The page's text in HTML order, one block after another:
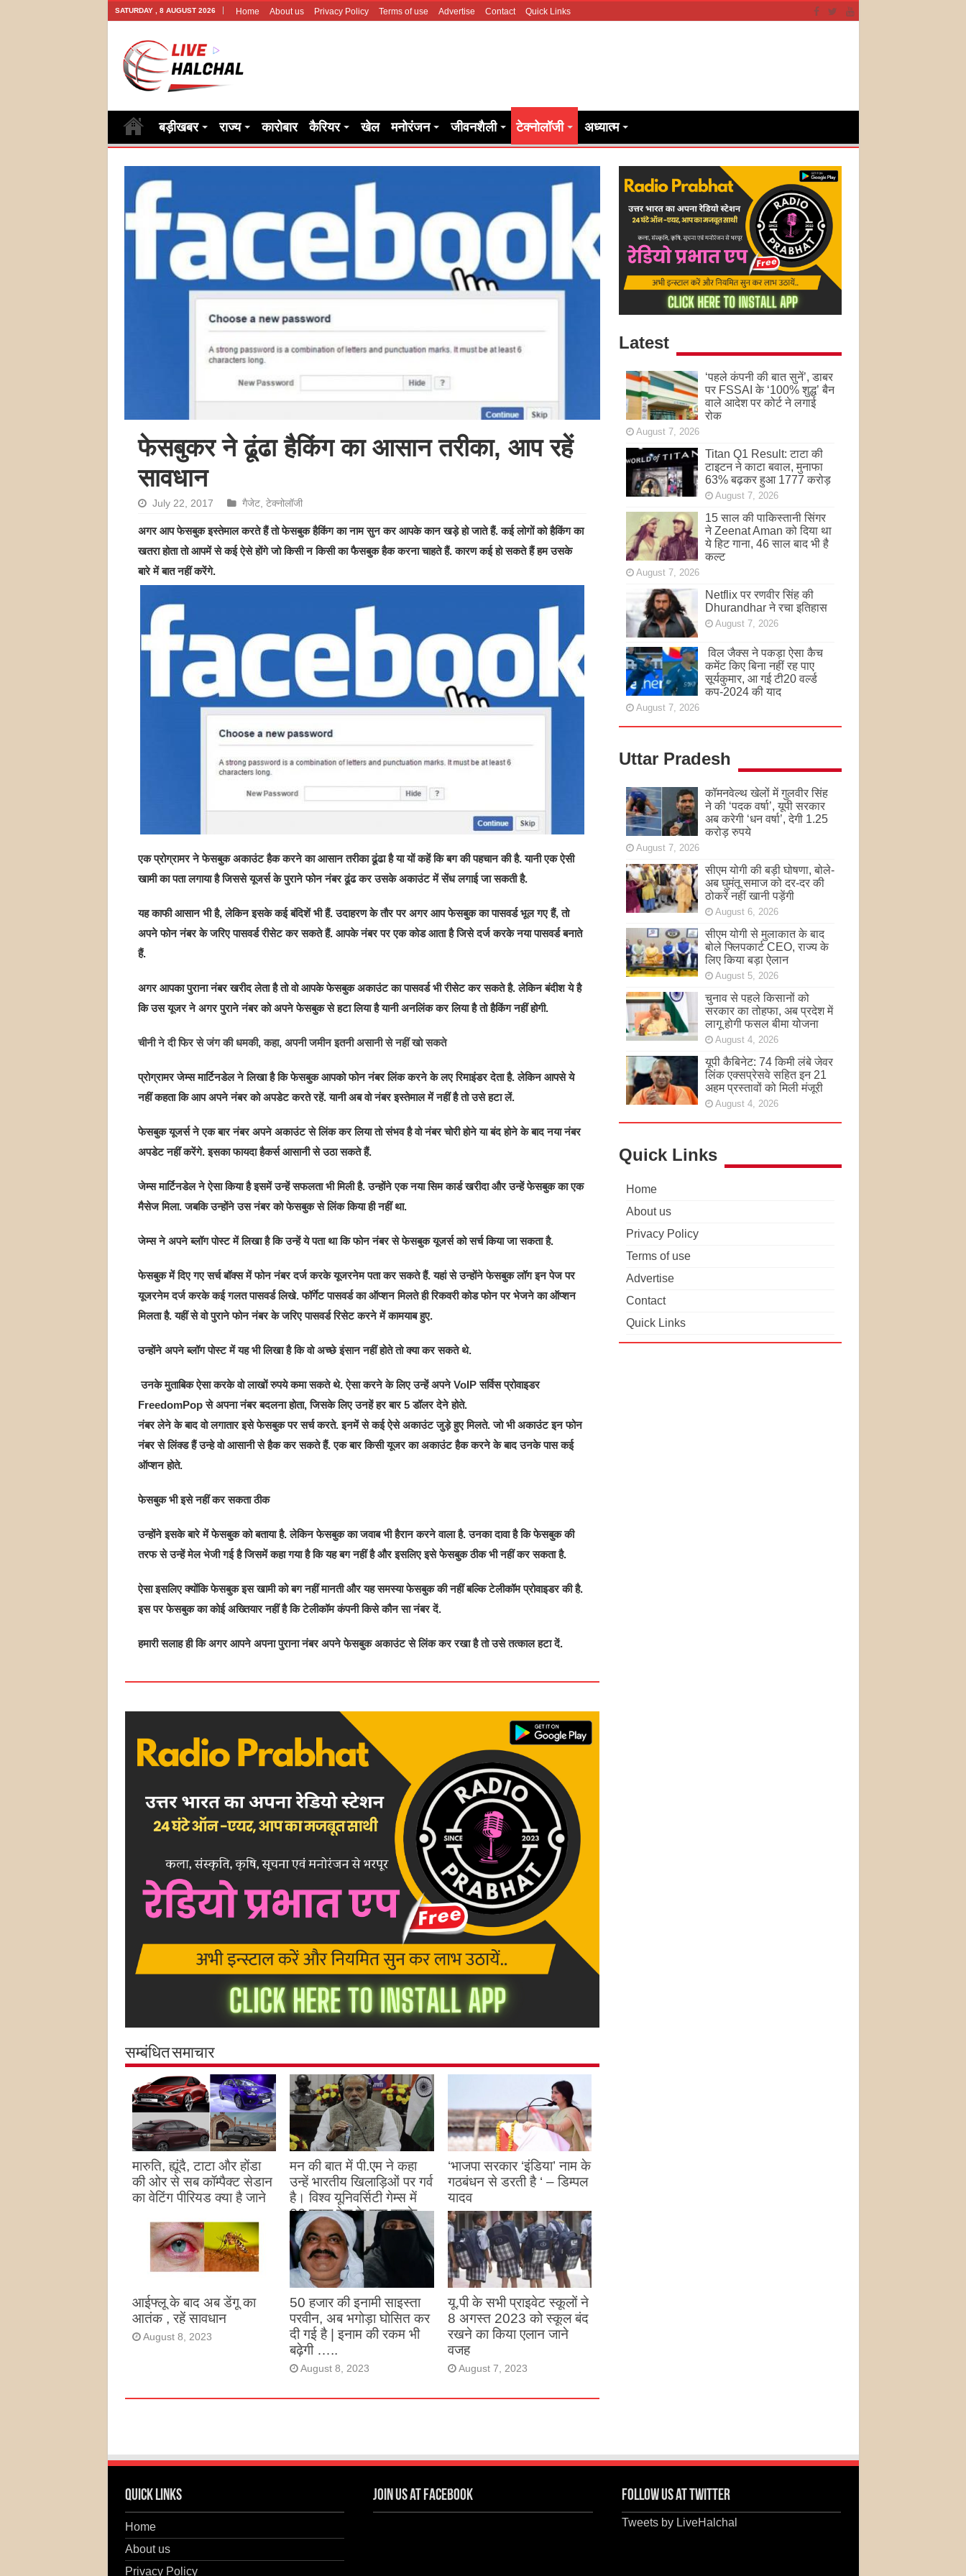
SATURDAY , 8 AUGUST 2026 Home About us Privacy Policy Terms of use Advertise Contact Quick Links
बड़ीखबर राज्य कारोबार कैरियर खेल मनोरंजन जीवनशैली टेक्नोलॉजी अध्यात्म
फेसबुकर ने ढूंढा हैकिंग का आसान तरीका, आप रहें
सावधान
July 22, 2017 गैजेट, टेक्नोलॉजी
अगर आप फेसबुक इस्तेमाल करते हैं तो फेसबुक हैकिंग का नाम सुन कर आपके कान खड़े हो जाते हैं. कई लोगों को हैकिंग का
खतरा होता तो आपमें से कई ऐसे होंगे जो किसी न किसी का फैसबुक हैक करना चाहते हैं. कारण कई हो सकते हैं हम उसके
बारे में बात नहीं करेंगे.
एक प्रोग्रामर ने फेसबुक अकाउंट हैक करने का आसान तरीका ढूंढा है या यों कहें कि बग की पहचान की है. यानी एक ऐसी
खामी का पता लगाया है जिससे यूजर्स के पुराने फोन नंबर ढूंढ कर उसके अकाउंट में सेंध लगाई जा सकती है.
यह काफी आसान भी है, लेकिन इसके कई बंदिशें भी हैं. उदाहरण के तौर पर अगर आप फेसबुक का पासवर्ड भूल गए हैं, तो
अपने फोन नंबर के जरिए पासवर्ड रीसेट कर सकते हैं. आपके नंबर पर एक कोड आता है जिसे दर्ज करके नया पासवर्ड बनाते
हैं.
अगर आपका पुराना नंबर खरीद लेता है तो वो आपके फेसबुक अकाउंट का पासवर्ड भी रीसेट कर सकते है. लेकिन बंदीश ये है
कि उस यूजर ने अगर पुराने नंबर को अपने फेसबुक से हटा लिया है यानी अनलिंक कर लिया है तो हैकिंग नहीं होगी.
चीनी ने दी फिर से जंग की धमकी, कहा, अपनी जमीन इतनी असानी से नहीं खो सकते
प्रोग्रामर जेम्स मार्टिनडेल ने लिखा है कि फेसबुक आपको फोन नंबर लिंक करने के लए रिमाइंडर देता है. लेकिन आपसे ये
नहीं कहता कि आप अपने नंबर को अपडेट करते रहें. यानी अब वो नंबर इस्तेमाल में नहीं है तो उसे हटा लें.
फेसबुक यूजर्स ने एक बार नंबर अपने अकाउंट से लिंक कर लिया तो संभव है वो नंबर चोरी होने या बंद होने के बाद नया नंबर
अपडेट नहीं करेंगे. इसका फायदा हैकर्स आसानी से उठा सकते हैं.
जेम्स मार्टिनडेल ने ऐसा किया है इसमें उन्हें सफलता भी मिली है. उन्होंने एक नया सिम कार्ड खरीदा और उन्हें फेसबुक का एक
मैसेज मिला. जबकि उन्होंने उस नंबर को फेसबुक से लिंक किया ही नहीं था.
जेम्स ने अपने ब्लॉग पोस्ट में लिखा है कि उन्हें ये पता था कि फोन नंबर से फेसबुक यूजर्स को सर्च किया जा सकता है.
फेसबुक में दिए गए सर्च बॉक्स में फोन नंबर दर्ज करके यूजरनेम पता कर सकते हैं. यहां से उन्होंने फेसबुक लॉग इन पेज पर
यूजरनेम दर्ज करके कई गलत पासवर्ड लिखे. फॉर्गेट पासवर्ड का ऑप्शन मिलते ही रिकवरी कोड फोन पर भेजने का ऑप्शन
मिलता है. यहीं से वो पुराने फोन नंबर के जरिए पासवर्ड रिसेट करने में कामयाब हुए.
उन्होंने अपने ब्लॉग पोस्ट में यह भी लिखा है कि वो अच्छे इंसान नहीं होते तो क्या कर सकते थे.
उनके मुताबिक ऐसा करके वो लाखों रुपये कमा सकते थे. ऐसा करने के लिए उन्हें अपने VoIP सर्विस प्रोवाइडर
FreedomPop से अपना नंबर बदलना होता, जिसके लिए उनहें हर बार 5 डॉलर देने होते.
नंबर लेने के बाद वो लगातार इसे फेसबुक पर सर्च करते. इनमें से कई ऐसे अकाउंट जुड़े हुए मिलते. जो भी अकाउंट इन फोन
नंबर से लिंक्ड हैं उन्हे वो आसानी से हैक कर सकते हैं. एक बार किसी यूजर का अकाउंट हैक करने के बाद उनके पास कई
ऑप्शन होते.
फेसबुक भी इसे नहीं कर सकता ठीक
उन्होंने इसके बारे में फेसबुक को बताया है. लेकिन फेसबुक का जवाब भी हैरान करने वाला है. उनका दावा है कि फेसबुक की
तरफ से उन्हें मेल भेजी गई है जिसमें कहा गया है कि यह बग नहीं है और इसलिए इसे फेसबुक ठीक भी नहीं कर सकता है.
ऐसा इसलिए क्योंकि फेसबुक इस खामी को बग नहीं मानती और यह समस्या फेसबुक की नहीं बल्कि टेलीकॉम प्रोवाइडर की है.
इस पर फेसबुक का कोई अख्तियार नहीं है कि टेलीकॉम कंपनी किसे कौन सा नंबर दें.
हमारी सलाह ही कि अगर आपने अपना पुराना नंबर अपने फेसबुक अकाउंट से लिंक कर रखा है तो उसे तत्काल हटा दें.
सम्बंधित समाचार
मारुति, ह्यूंदै, टाटा और होंडा
की ओर से सब कॉम्पैक्ट सेडान
का वेटिंग पीरियड क्या है जाने
मन की बात में पी.एम ने कहा
उन्हें भारतीय खिलाड़िओं पर गर्व
है। विश्व यूनिवर्सिटी गेम्स में
26 पदक देश के नाम करके
उन्होंने देश का नाम रोशन किया
है
August 27, 2023
‘भाजपा सरकार ‘इंडिया’ नाम के
गठबंधन से डरती है ‘ – डिम्पल
यादव
August 26, 2023
आईफ्लू के बाद अब डेंगू का
आतंक , रहें सावधान
August 8, 2023
50 हजार की इनामी साइस्ता
परवीन, अब भगोड़ा घोसित कर
दी गई है | इनाम की रकम भी
बढ़ेगी …..
August 8, 2023
यू.पी के सभी प्राइवेट स्कूलों ने
8 अगस्त 2023 को स्कूल बंद
रखने का किया एलान जाने
वजह
August 7, 2023
Latest
‘पहले कंपनी की बात सुनें’, डाबर
पर FSSAI के ‘100% शुद्ध’ बैन
वाले आदेश पर कोर्ट ने लगाई
रोक
August 7, 2026
Titan Q1 Result: टाटा की
टाइटन ने काटा बवाल, मुनाफा
63% बढ़कर हुआ 1777 करोड़
August 7, 2026
15 साल की पाकिस्तानी सिंगर
ने Zeenat Aman को दिया था
ये हिट गाना, 46 साल बाद भी है
कल्ट
August 7, 2026
Netflix पर रणवीर सिंह की
Dhurandhar ने रचा इतिहास
August 7, 2026
विल जैक्स ने पकड़ा ऐसा कैच
कमेंट किए बिना नहीं रह पाए
सूर्यकुमार, आ गई टी20 वर्ल्ड
कप-2024 की याद
August 7, 2026
Uttar Pradesh
कॉमनवेल्थ खेलों में गुलवीर सिंह
ने की ‘पदक वर्षा’, यूपी सरकार
अब करेगी ‘धन वर्षा’, देगी 1.25
करोड़ रुपये
August 7, 2026
सीएम योगी की बड़ी घोषणा, बोले-
अब घुमंतू समाज को दर-दर की
ठोकरें नहीं खानी पड़ेंगी
August 6, 2026
सीएम योगी से मुलाकात के बाद
बोले फ्लिपकार्ट CEO, राज्य के
लिए किया बड़ा ऐलान
August 5, 2026
चुनाव से पहले किसानों को
सरकार का तोहफा, अब प्रदेश में
लागू होगी फसल बीमा योजना
August 4, 2026
यूपी कैबिनेट: 74 किमी लंबे जेवर
लिंक एक्सप्रेसवे सहित इन 21
अहम प्रस्तावों को मिली मंजूरी
August 4, 2026
Quick Links
Home
About us
Privacy Policy
Terms of use
Advertise
Contact
Quick Links
Quick Links
Home
About us
Privacy Policy
Join us at Facebook Follow us at Twitter
Tweets by LiveHalchal